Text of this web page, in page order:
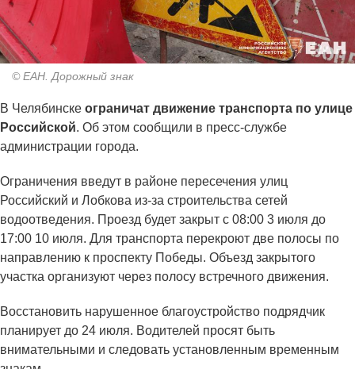
© ЕАН. Дорожный знак
В Челябинске ограничат движение транспорта по улице
Российской. Об этом сообщили в пресс-службе
администрации города.
Ограничения введут в районе пересечения улиц
Российский и Лобкова из-за строительства сетей
водоотведения. Проезд будет закрыт с 08:00 3 июля до
17:00 10 июля. Для транспорта перекроют две полосы по
направлению к проспекту Победы. Объезд закрытого
участка организуют через полосу встречного движения.
Восстановить нарушенное благоустройство подрядчик
планирует до 24 июля. Водителей просят быть
внимательными и следовать установленным временным